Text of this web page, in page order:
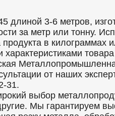
длиной 3-6 метров,
за метр или тонну.
в килограммах
от наших
31.
выбор
Мы гарантируем